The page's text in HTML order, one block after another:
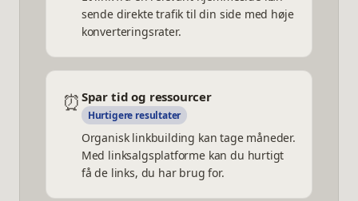
sende direkte trafik til din side med høje
konverteringsrater.
⏰ Spar tid og ressourcer
Hurtigere resultater
Organisk linkbuilding kan tage måneder.
Med linksalgsplatforme kan du hurtigt
få de links, du har brug for.